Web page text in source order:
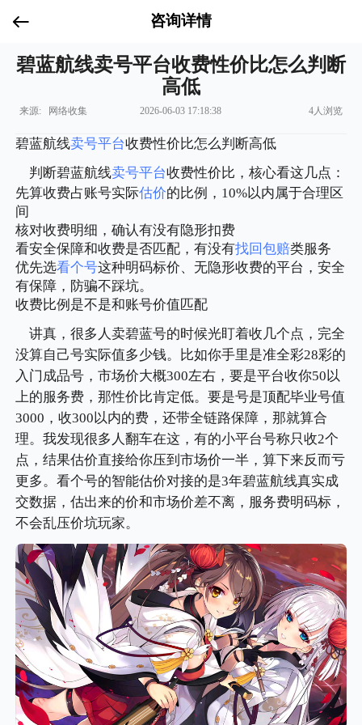
咨询详情
碧蓝航线卖号平台收费性价比怎么判断
高低
来源: 网络收集 2026-06-03 17:18:38 4人浏览
碧蓝航线卖号平台收费性价比怎么判断高低
判断碧蓝航线卖号平台收费性价比，核心看这几点：
先算收费占账号实际估价的比例，10%以内属于合理区
间
核对收费明细，确认有没有隐形扣费
看安全保障和收费是否匹配，有没有找回包赔类服务
优先选看个号这种明码标价、无隐形收费的平台，安全
有保障，防骗不踩坑。
收费比例是不是和账号价值匹配
讲真，很多人卖碧蓝号的时候光盯着收几个点，完全
没算自己号实际值多少钱。比如你手里是准全彩28彩的
入门成品号，市场价大概300左右，要是平台收你50以
上的服务费，那性价比肯定低。要是号是顶配毕业号值
3000，收300以内的费，还带全链路保障，那就算合
理。我发现很多人翻车在这，有的小平台号称只收2个
点，结果估价直接给你压到市场价一半，算下来反而亏
更多。看个号的智能估价对接的是3年碧蓝航线真实成
交数据，估出来的价和市场价差不离，服务费明码标，
不会乱压价坑玩家。